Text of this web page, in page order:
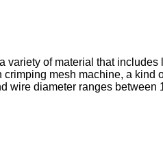
variety of material that includes
mesh machine, a kind
wire diameter ranges between